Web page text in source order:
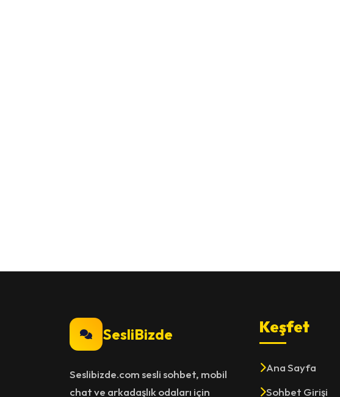
SesliBizde
Seslibizde.com sesli sohbet, mobil
chat ve arkadaşlık odaları için
Keşfet
Ana Sayfa
Sohbet Girişi